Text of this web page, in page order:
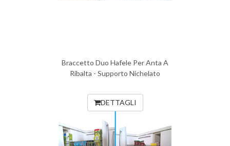
Braccetto Duo Hafele Per Anta A
Ribalta - Supporto Nichelato
DETTAGLI